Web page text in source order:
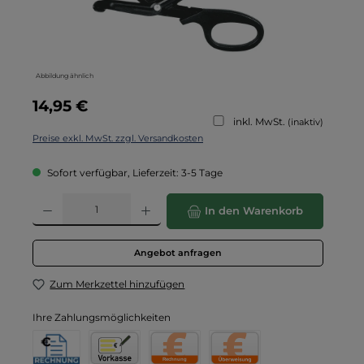
Abbildung ähnlich
Regulärer Preis:
14,95 €
inkl. MwSt. (inaktiv)
Preise exkl. MwSt. zzgl. Versandkosten
Sofort verfügbar, Lieferzeit: 3-5 Tage
Produkt Anzahl: Gib den gewünschten Wert ein oder benutze die
In den Warenkorb
Angebot anfragen
Zum Merkzettel hinzufügen
Ihre Zahlungsmöglichkeiten